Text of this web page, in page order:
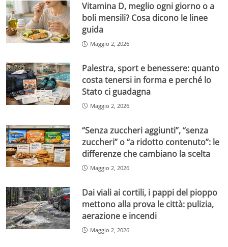
Vitamina D, meglio ogni giorno o a
boli mensili? Cosa dicono le linee
guida
Maggio 2, 2026
Palestra, sport e benessere: quanto
costa tenersi in forma e perché lo
Stato ci guadagna
Maggio 2, 2026
“Senza zuccheri aggiunti”, “senza
zuccheri” o “a ridotto contenuto”: le
differenze che cambiano la scelta
Maggio 2, 2026
Dai viali ai cortili, i pappi del pioppo
mettono alla prova le città: pulizia,
aerazione e incendi
Maggio 2, 2026